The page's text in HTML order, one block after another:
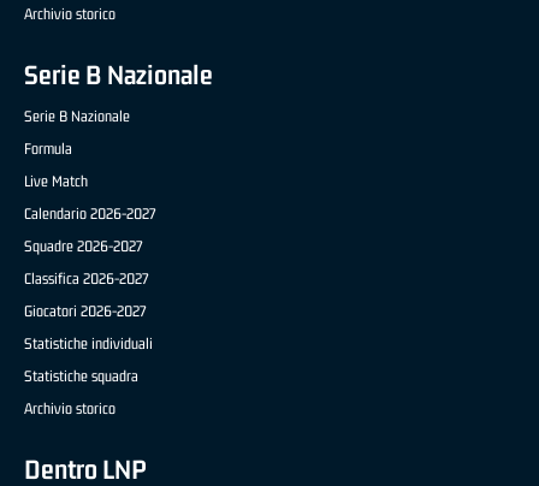
Archivio storico
Serie B Nazionale
Serie B Nazionale
Formula
Live Match
Calendario 2026-2027
Squadre 2026-2027
Classifica 2026-2027
Giocatori 2026-2027
Statistiche individuali
Statistiche squadra
Archivio storico
Dentro LNP